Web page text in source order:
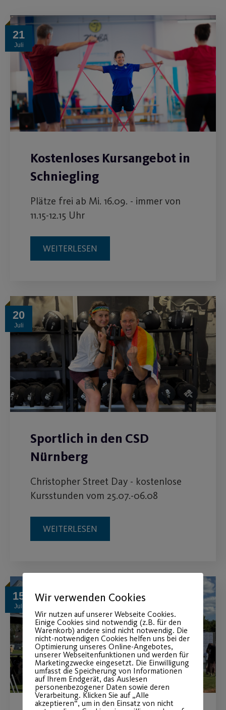
21
Juli
Kostenloses Kursangebot in
Schniegling
Plätze frei ab Mi. 16.09. - immer von
11.15-12.15 Uhr
WEITERLESEN
20
Juli
Sportlich in den CSD
Nürnberg
Christopher Street Day - kostenlose
Kursstunden vom 25.07.-06.08
WEITERLESEN
15
Juli
Wir verwenden Cookies
Wir nutzen auf unserer Webseite Cookies.
Einige Cookies sind notwendig (z.B. für den
Warenkorb) andere sind nicht notwendig. Die
nicht-notwendigen Cookies helfen uns bei der
Optimierung unseres Online-Angebotes,
unserer Webseitenfunktionen und werden für
Marketingzwecke eingesetzt. Die Einwilligung
umfasst die Speicherung von Informationen
auf Ihrem Endgerät, das Auslesen
personenbezogener Daten sowie deren
Verarbeitung. Klicken Sie auf „Alle
akzeptieren“, um in den Einsatz von nicht